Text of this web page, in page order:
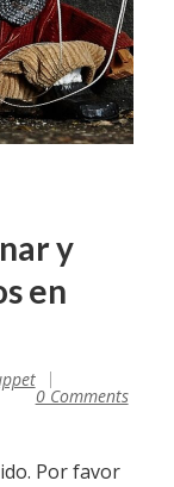
y
en
0 Comments
Por favor